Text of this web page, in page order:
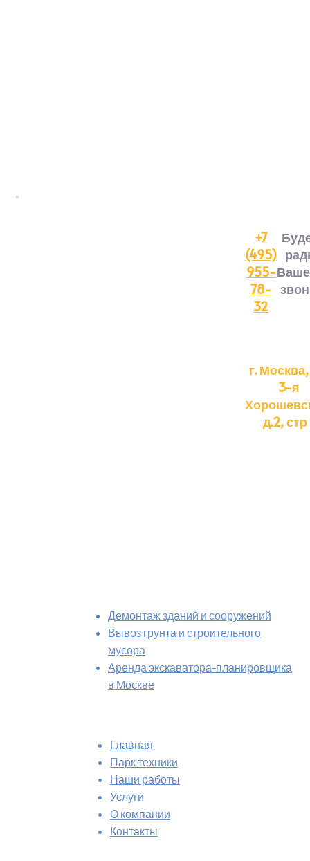
+7
(495)
955-
78-
32
г.
3-я
д.2, стр
Демонтаж зданий и сооружений
Вывоз грунта и строительного
мусора
Аренда экскаватора-планировщика
в Москве
Главная
Парк техники
Наши работы
Услуги
О компании
Контакты